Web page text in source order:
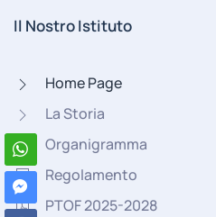
Il Nostro Istituto
Home Page
La Storia
Organigramma
Regolamento
PTOF 2025-2028